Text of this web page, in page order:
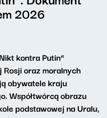
2026
kontra Putin”
oraz moralnych
obywatele kraju
Współtwórcą obrazu
podstawowej na Uralu,